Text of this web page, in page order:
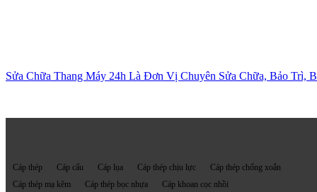
Sửa Chữa Thang Máy 24h Là Đơn Vị Chuyên Sửa Chữa, Bảo
Cáp thép Cáp cẩu Cáp lụa Cáp thép chịu lực
Cáp thép chống xoắn
Cáp thép mạ kẽm
Cáp thép bọc nhựa
Cáp khoan cọc nhồi